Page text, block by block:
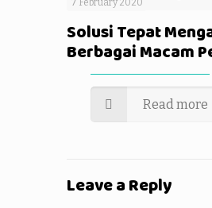
7 February 2020
Solusi Tepat
Berbagai Macam
Read more
Leave a Reply